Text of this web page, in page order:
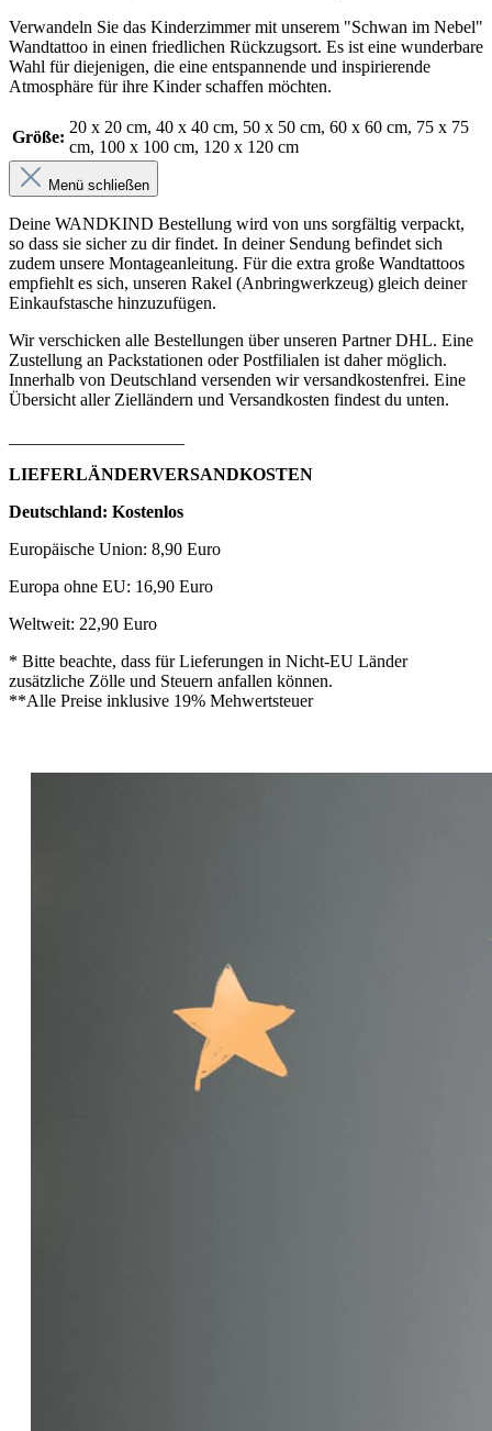
Verwandeln Sie das Kinderzimmer mit unserem "Schwan im Nebel"
Wandtattoo in einen friedlichen Rückzugsort. Es ist eine wunderbare
Wahl für diejenigen, die eine entspannende und inspirierende
Atmosphäre für ihre Kinder schaffen möchten.
Größe:
20 x 20 cm, 40 x 40 cm, 50 x 50 cm, 60 x 60 cm, 75 x 75
cm, 100 x 100 cm, 120 x 120 cm
Menü schließen
Deine WANDKIND Bestellung wird von uns sorgfältig verpackt,
so dass sie sicher zu dir findet. In deiner Sendung befindet sich
zudem unsere Montageanleitung. Für die extra große Wandtattoos
empfiehlt es sich, unseren Rakel (Anbringwerkzeug) gleich deiner
Einkaufstasche hinzuzufügen.
Wir verschicken alle Bestellungen über unseren Partner DHL. Eine
Zustellung an Packstationen oder Postfilialen ist daher möglich.
Innerhalb von Deutschland versenden wir versandkostenfrei. Eine
Übersicht aller Zielländern und Versandkosten findest du unten.
LIEFERLÄNDERVERSANDKOSTEN
Deutschland: Kostenlos
Europäische Union: 8,90 Euro
Europa ohne EU: 16,90 Euro
Weltweit: 22,90 Euro
* Bitte beachte, dass für Lieferungen in Nicht-EU Länder
zusätzliche Zölle und Steuern anfallen können.
**Alle Preise inklusive 19% Mehwertsteuer